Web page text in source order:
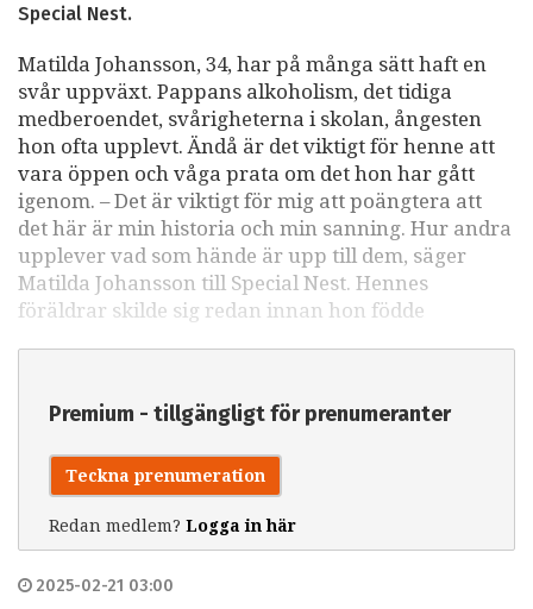
Special Nest.
Matilda Johansson, 34, har på många sätt haft en
svår uppväxt. Pappans alkoholism, det tidiga
medberoendet, svårigheterna i skolan, ångesten
hon ofta upplevt. Ändå är det viktigt för henne att
vara öppen och våga prata om det hon har gått
igenom. – Det är viktigt för mig att poängtera att
det här är min historia och min sanning. Hur andra
upplever vad som hände är upp till dem, säger
Matilda Johansson till Special Nest. Hennes
föräldrar skilde sig redan innan hon födde
Premium - tillgängligt för prenumeranter
Teckna prenumeration
Redan medlem? Logga in här
2025-02-21 03:00